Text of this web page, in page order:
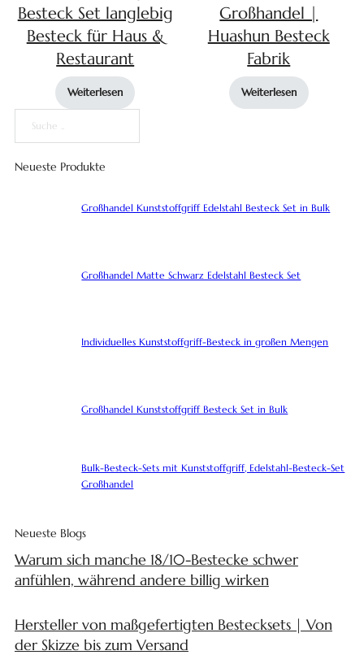
Besteck Set langlebig
Besteck für Haus &
Restaurant
Weiterlesen
Großhandel |
Huashun Besteck
Fabrik
Weiterlesen
Suche
Neueste Produkte
Großhandel Kunststoffgriff Edelstahl Besteck Set in Bulk
Großhandel Matte Schwarz Edelstahl Besteck Set
Individuelles Kunststoffgriff-Besteck in großen Mengen
Großhandel Kunststoffgriff Besteck Set in Bulk
Bulk-Besteck-Sets mit Kunststoffgriff, Edelstahl-Besteck-Set
Großhandel
Neueste Blogs
Warum sich manche 18/10-Bestecke schwer
anfühlen, während andere billig wirken
Hersteller von maßgefertigten Bestecksets | Von
der Skizze bis zum Versand